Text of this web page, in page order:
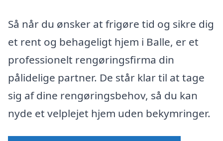
Så når du ønsker at frigøre tid og sikre dig
et rent og behageligt hjem i Balle, er et
professionelt rengøringsfirma din
pålidelige partner. De står klar til at tage
sig af dine rengøringsbehov, så du kan
nyde et velplejet hjem uden bekymringer.